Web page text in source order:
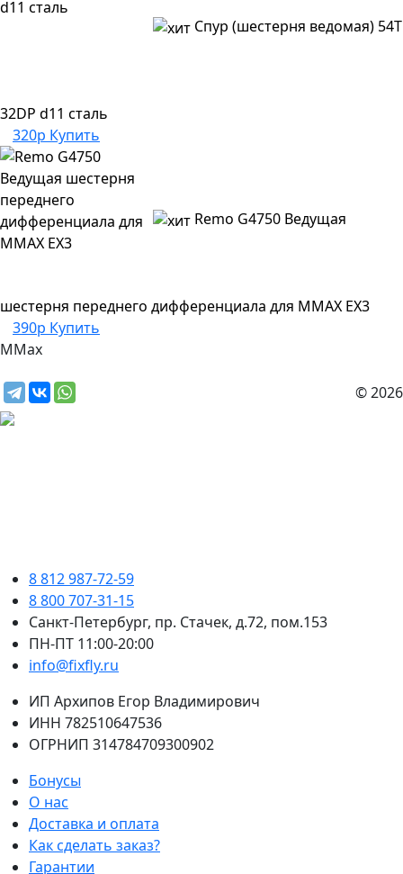
Спур (шестерня ведомая) 54T
32DP d11 сталь
320р Купить
Remo G4750 Ведущая
шестерня переднего дифференциала для MMAX EX3
390р Купить
MMax
© 2026
8 812 987-72-59
8 800 707-31-15
Санкт-Петербург, пр. Стачек, д.72, пом.153
ПН-ПТ 11:00-20:00
info@fixfly.ru
ИП Архипов Егор Владимирович
ИНН 782510647536
ОГРНИП 314784709300902
Бонусы
О нас
Доставка и оплата
Как сделать заказ?
Гарантии